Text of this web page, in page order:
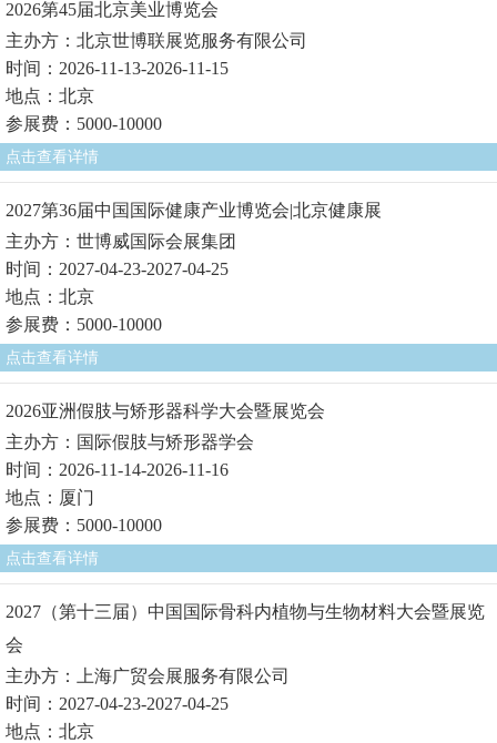
2026第45届北京美业博览会
主办方：北京世博联展览服务有限公司
时间：2026-11-13-2026-11-15
地点：北京
参展费：5000-10000
点击查看详情
2027第36届中国国际健康产业博览会|北京健康展
主办方：世博威国际会展集团
时间：2027-04-23-2027-04-25
地点：北京
参展费：5000-10000
点击查看详情
2026亚洲假肢与矫形器科学大会暨展览会
主办方：国际假肢与矫形器学会
时间：2026-11-14-2026-11-16
地点：厦门
参展费：5000-10000
点击查看详情
2027（第十三届）中国国际骨科内植物与生物材料大会暨展览
会
主办方：上海广贸会展服务有限公司
时间：2027-04-23-2027-04-25
地点：北京